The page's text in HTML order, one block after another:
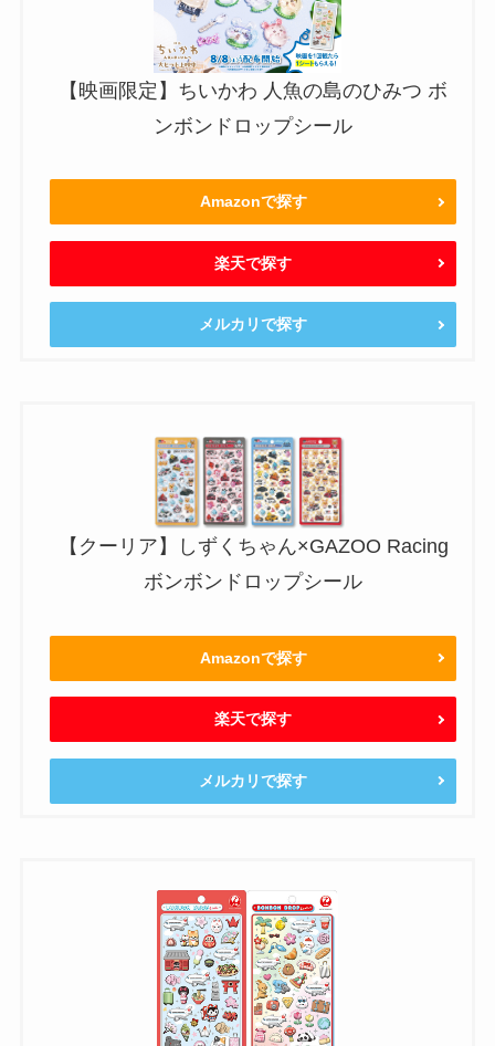
【映画限定】ちいかわ 人魚の島のひみつ ボ
ンボンドロップシール
Amazonで探す
楽天で探す
メルカリで探す
【クーリア】しずくちゃん×GAZOO Racing
ボンボンドロップシール
Amazonで探す
楽天で探す
メルカリで探す